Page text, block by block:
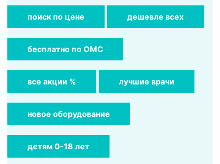
поиск по цене дешевле всех
бесплатно по ОМС
все акции % лучшие врачи
новое оборудование
детям 0-18 лет